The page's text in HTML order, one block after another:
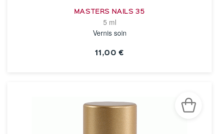
MASTERS NAILS 35
5 ml
Vernis soin
11,00 €